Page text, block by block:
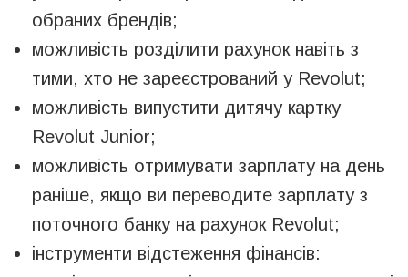
обраних брендів;
можливість розділити рахунок навіть з
тими, хто не зареєстрований у Revolut;
можливість випустити дитячу картку
Revolut Junior;
можливість отримувати зарплату на день
раніше, якщо ви переводите зарплату з
поточного банку на рахунок Revolut;
інструменти відстеження фінансів: